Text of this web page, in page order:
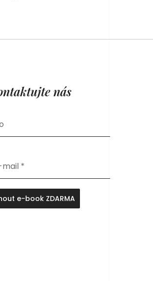
nás
*
e-book ZDARMA